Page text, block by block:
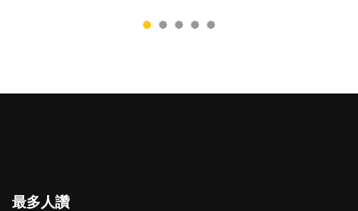
最多人讚